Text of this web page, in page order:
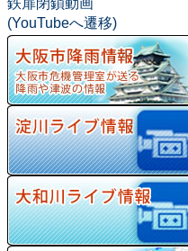
鉄扉閉鎖動画
(YouTubeへ遷移)